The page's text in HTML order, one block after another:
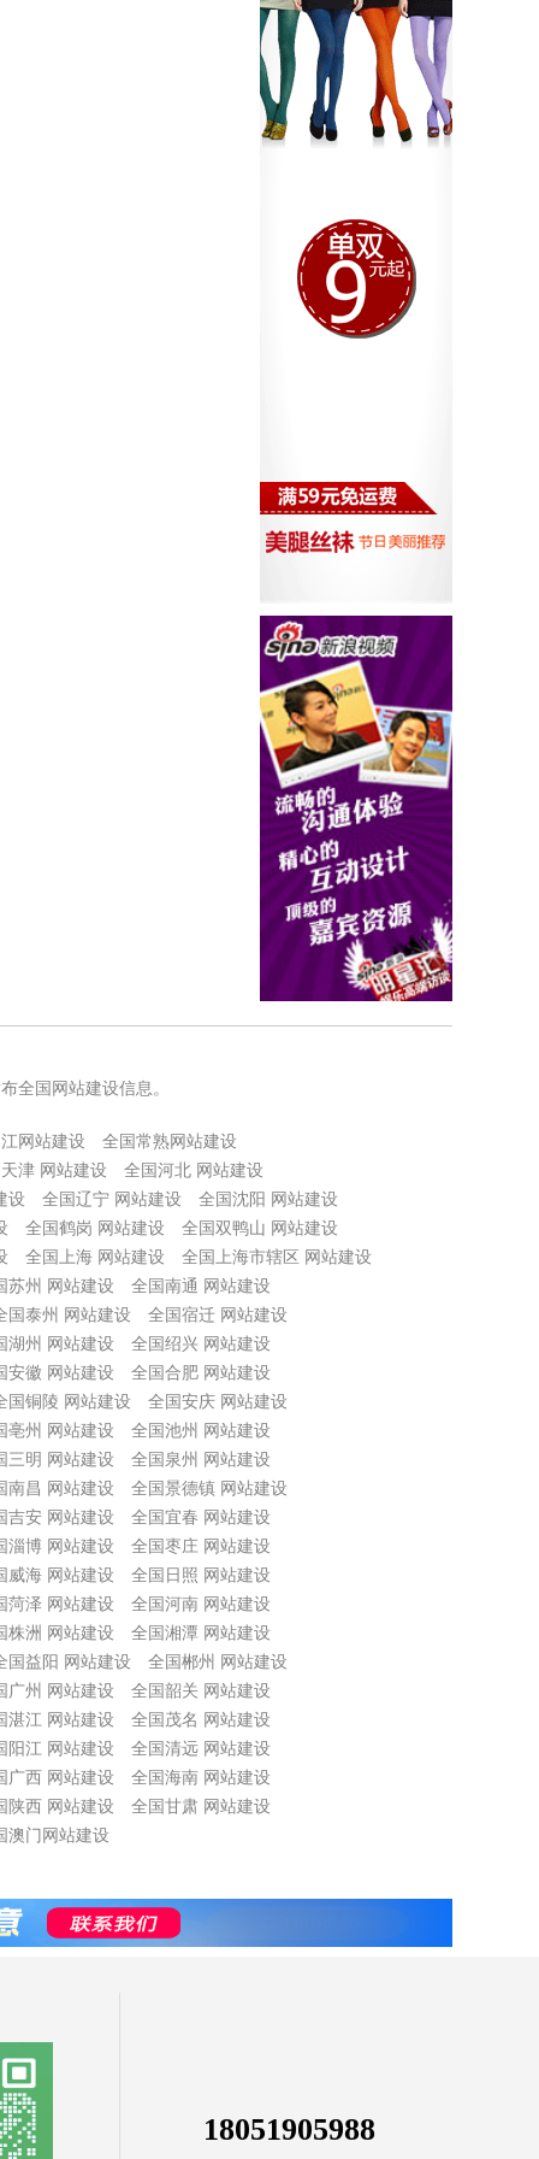
全国网站建设信息。
网站建设
全国常熟网站建设
津 网站建设
全国河北 网站建设
设
全国辽宁 网站建设
全国沈阳 网站建设
全国鹤岗 网站建设
全国双鸭山 网站建设
全国上海 网站建设
全国上海市辖区 网站建设
苏州 网站建设
全国南通 网站建设
国泰州 网站建设
全国宿迁 网站建设
湖州 网站建设
全国绍兴 网站建设
安徽 网站建设
全国合肥 网站建设
国铜陵 网站建设
全国安庆 网站建设
亳州 网站建设
全国池州 网站建设
三明 网站建设
全国泉州 网站建设
南昌 网站建设
全国景德镇 网站建设
吉安 网站建设
全国宜春 网站建设
淄博 网站建设
全国枣庄 网站建设
威海 网站建设
全国日照 网站建设
菏泽 网站建设
全国河南 网站建设
株洲 网站建设
全国湘潭 网站建设
国益阳 网站建设
全国郴州 网站建设
广州 网站建设
全国韶关 网站建设
湛江 网站建设
全国茂名 网站建设
阳江 网站建设
全国清远 网站建设
广西 网站建设
全国海南 网站建设
陕西 网站建设
全国甘肃 网站建设
澳门网站建设
18051905988